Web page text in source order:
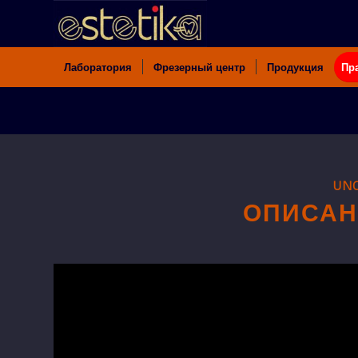
Лаборатория Фрезерный центр Продукция